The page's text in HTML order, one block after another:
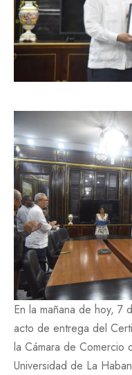
En la mañana de hoy,
acto de entrega del
la Cámara de Comercio
Universidad de La